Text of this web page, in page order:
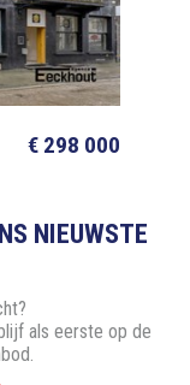
€ 298 000
NIEUWSTE
als eerste op de